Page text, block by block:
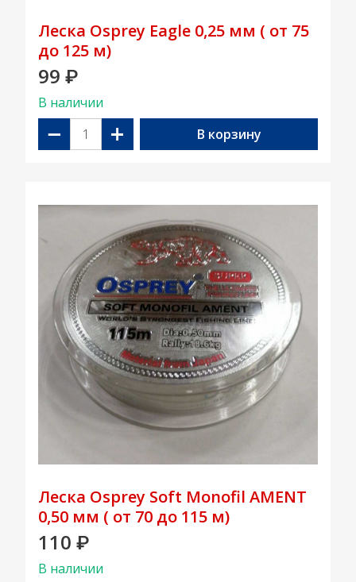
Леска Osprey Eagle 0,25 мм ( от 75
до 125 м)
99 ₽
В наличии
− + В корзину
Леска Osprey Soft Monofil AMENT
0,50 мм ( от 70 до 115 м)
110 ₽
В наличии